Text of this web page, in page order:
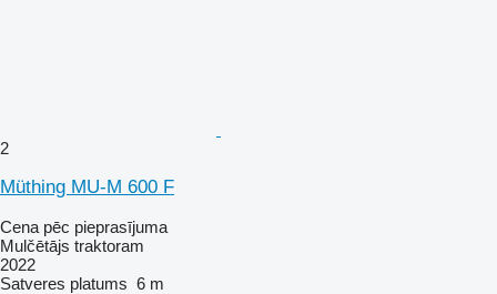
2
Müthing MU-M 600 F
Cena pēc pieprasījuma
Mulčētājs traktoram
2022
Satveres platums 6 m